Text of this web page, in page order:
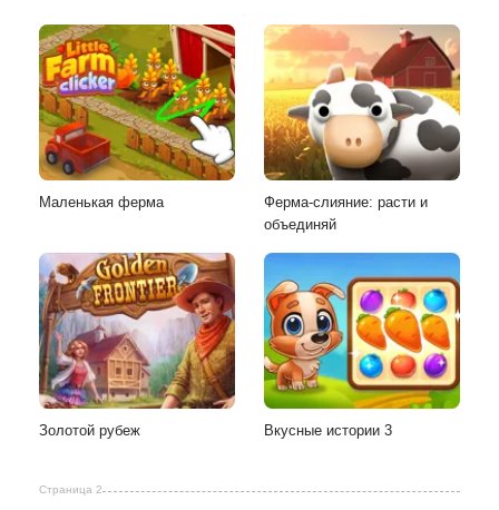
Маленькая ферма
Ферма-слияние: расти и
объединяй
Золотой рубеж Вкусные истории 3
Страница 2